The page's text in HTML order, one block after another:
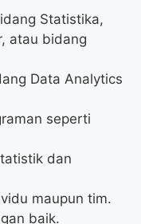
Statistika,
atau bidang
Data Analytics
seperti
dan
maupun tim.
baik.